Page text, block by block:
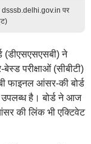
dsssb.delhi.gov.in पर
(डीएसएसएसबी) ने
परीक्षाओं (सीबीटी)
फाइनल आंसर-की बोर्ड
है। बोर्ड ने आज
की लिंक भी एक्टिवेट